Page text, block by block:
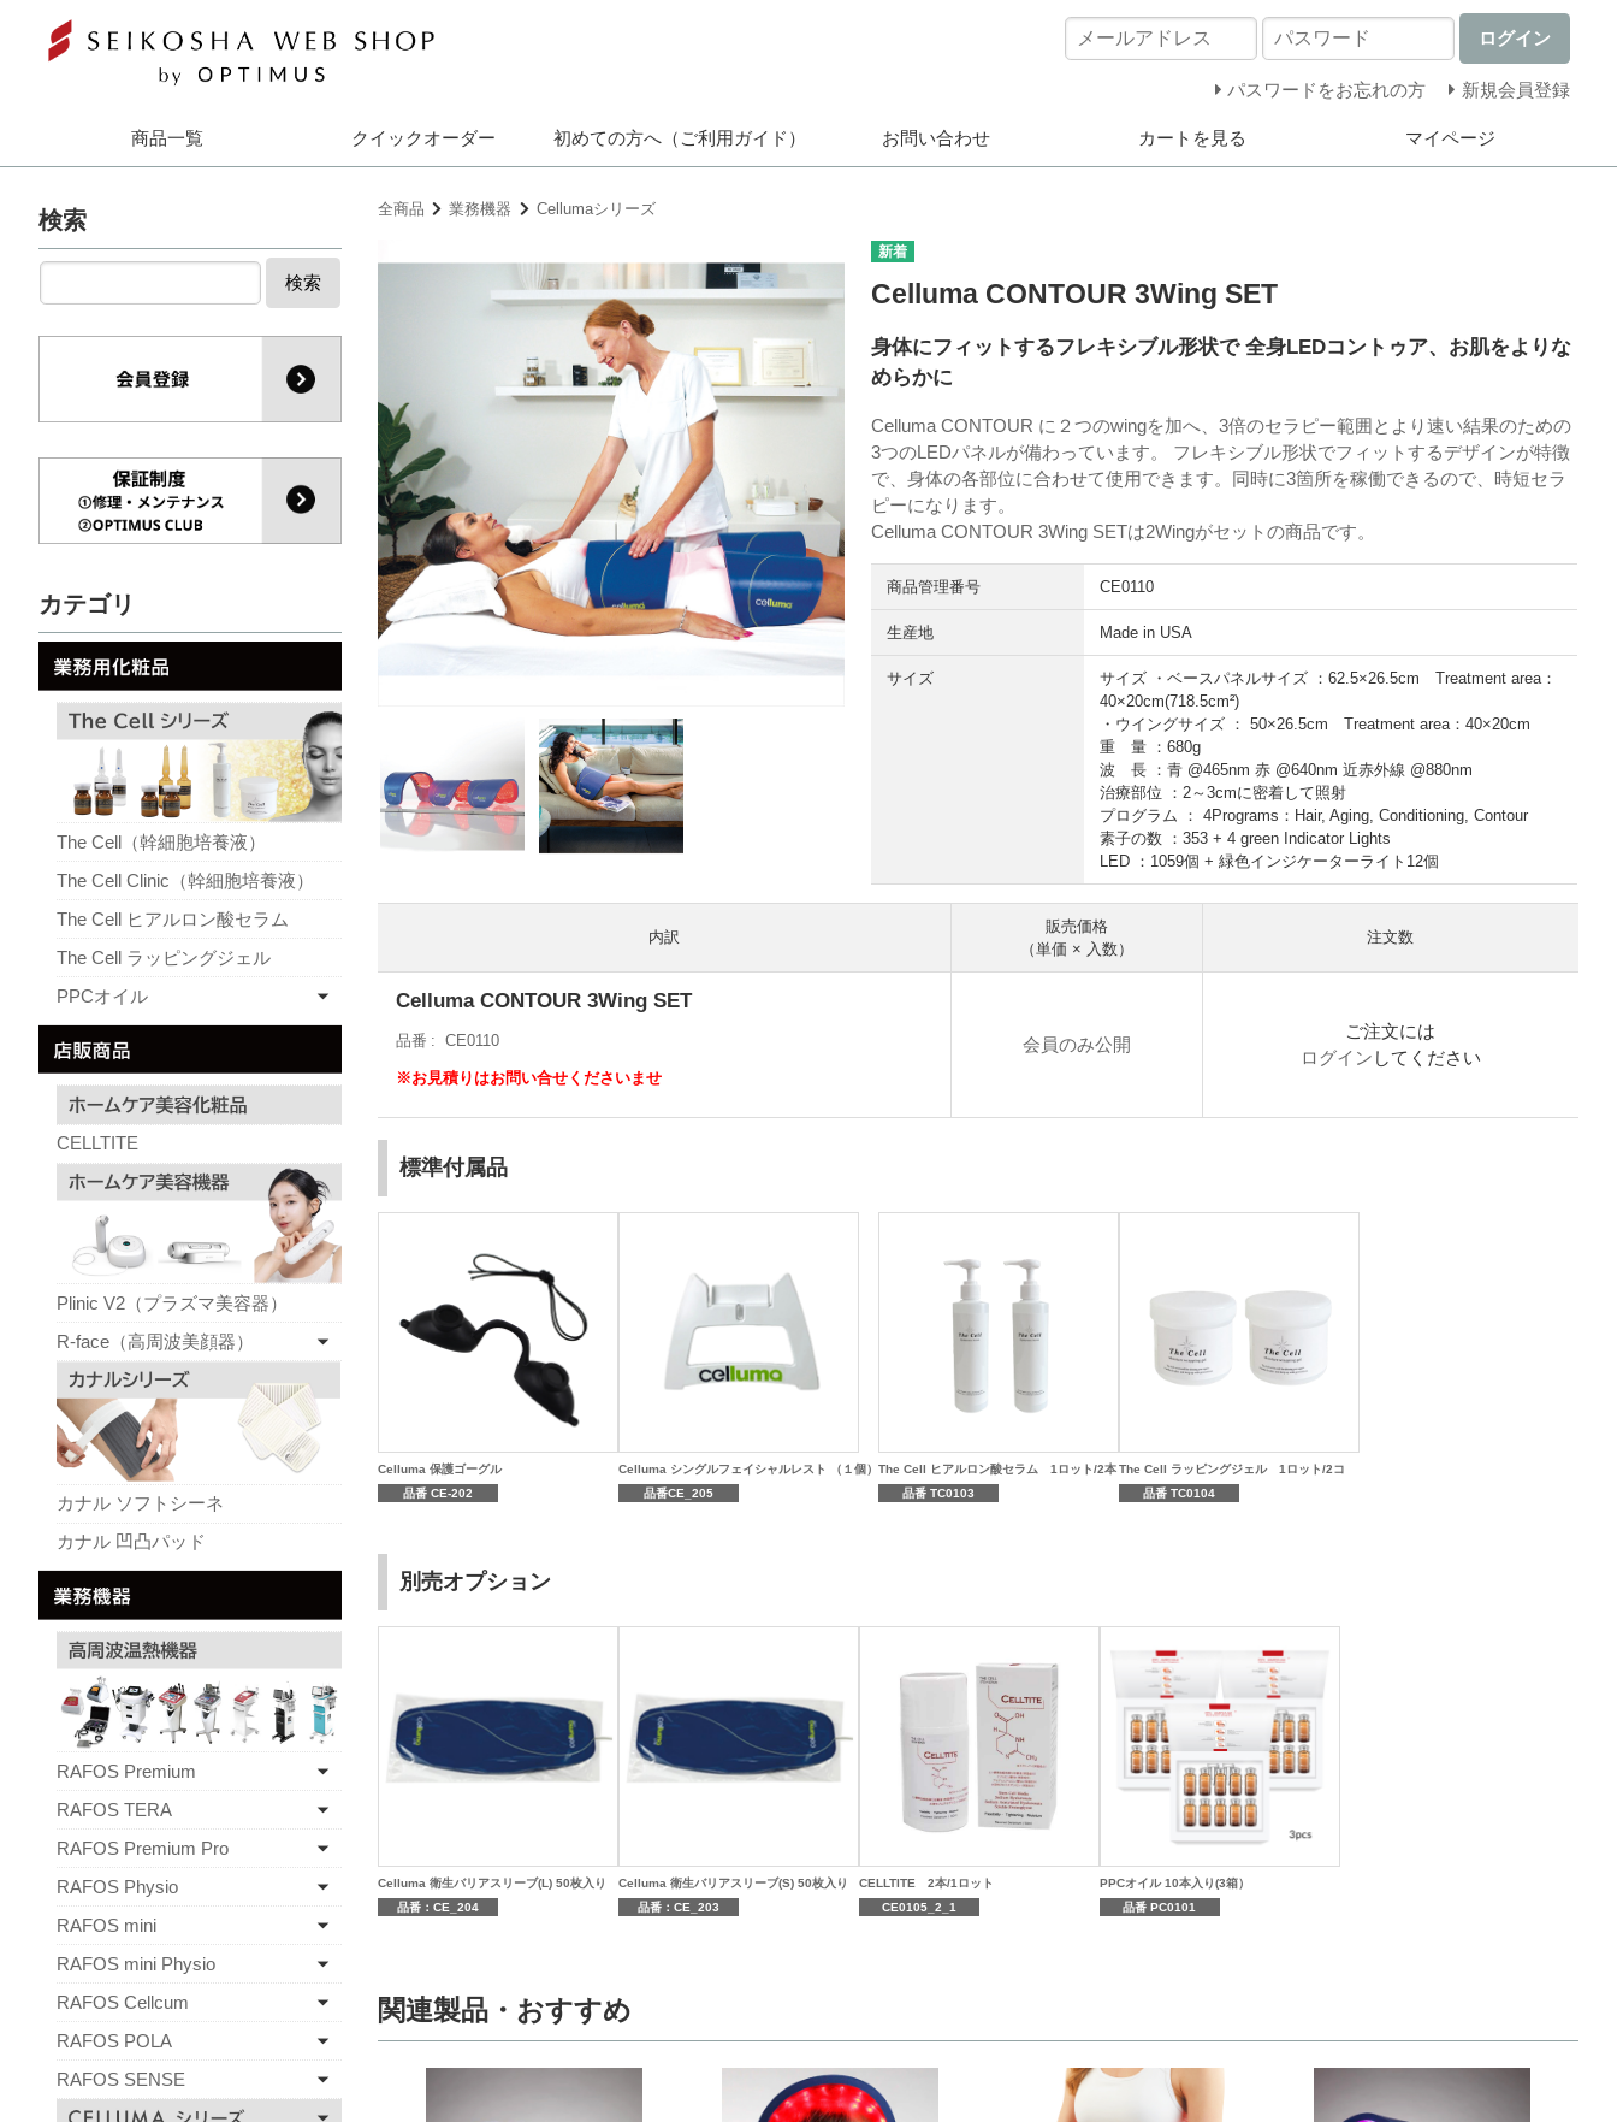
ログイン
パスワードをお忘れの方 新規会員登録
商品一覧 クイックオーダー 初めての方へ（ご利用ガイド） お問い合わせ カートを見る マイページ
全商品 業務機器 Cellumaシリーズ
Celluma CONTOUR 3Wing SET
身体にフィットするフレキシブル形状で 全身LEDコントゥア、お肌をよりな
めらかに
Celluma CONTOUR に２つのwingを加へ、3倍のセラピー範囲とより速い結果のための
3つのLEDパネルが備わっています。 フレキシブル形状でフィットするデザインが特徴
で、身体の各部位に合わせて使用できます。同時に3箇所を稼働できるので、時短セラ
ピーになります。
Celluma CONTOUR 3Wing SETは2Wingがセットの商品です。
商品管理番号 CE0110
生産地 Made in USA
サイズ
サイズ ・ベースパネルサイズ ：62.5×26.5cm Treatment area：
40×20cm(718.5cm²)
・ウイングサイズ ： 50×26.5cm Treatment area：40×20cm
重 量 ：680g
波 長 ：青 @465nm 赤 @640nm 近赤外線 @880nm
治療部位 ：2～3cmに密着して照射
プログラム ： 4Programs：Hair, Aging, Conditioning, Contour
素子の数 ：353 + 4 green Indicator Lights
LED ：1059個 + 緑色インジケーターライト12個
内訳
販売価格
（単価 × 入数）
注文数
Celluma CONTOUR 3Wing SET
品番 CE0110
※お見積りはお問い合せくださいませ
会員のみ公開
ご注文には
ログイン してください
標準付属品
Celluma 保護ゴーグル
品番 CE-202
Celluma シングルフェイシャルレスト （１個）
品番CE_205
The Cell ヒアルロン酸セラム 1ロット/2本
品番 TC0103
The Cell ラッピングジェル 1ロット/2コ
品番 TC0104
別売オプション
Celluma 衛生バリアスリーブ(L) 50枚入り
品番：CE_204
Celluma 衛生バリアスリーブ(S) 50枚入り
品番：CE_203
CELLTITE 2本/1ロット
CE0105_2_1
PPCオイル 10本入り(3箱）
品番 PC0101
関連製品・おすすめ
検索
検索
カテゴリ
The Cell（幹細胞培養液）
The Cell Clinic（幹細胞培養液）
The Cell ヒアルロン酸セラム
The Cell ラッピングジェル
PPCオイル
CELLTITE
Plinic V2（プラズマ美容器）
R-face（高周波美顔器）
カナル ソフトシーネ
カナル 凹凸パッド
RAFOS Premium
RAFOS TERA
RAFOS Premium Pro
RAFOS Physio
RAFOS mini
RAFOS mini Physio
RAFOS Cellcum
RAFOS POLA
RAFOS SENSE